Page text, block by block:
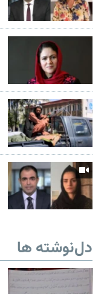
دل‌نوشته ها